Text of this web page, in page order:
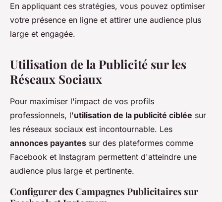
En appliquant ces stratégies, vous pouvez optimiser
votre présence en ligne et attirer une audience plus
large et engagée.
Utilisation de la Publicité sur les
Réseaux Sociaux
Pour maximiser l'impact de vos profils
professionnels, l'utilisation de la publicité ciblée sur
les réseaux sociaux est incontournable. Les
annonces payantes sur des plateformes comme
Facebook et Instagram permettent d'atteindre une
audience plus large et pertinente.
Configurer des Campagnes Publicitaires sur